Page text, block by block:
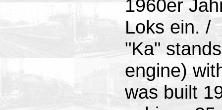
1960er
Loks ein. /
"Ka"
engine)
was built